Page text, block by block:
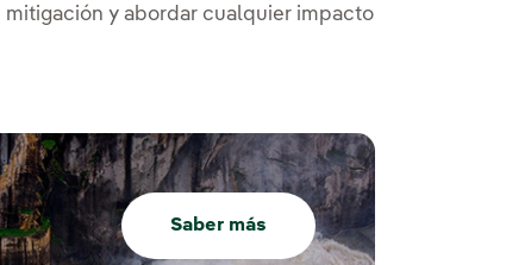
y abordar cualquier impacto
Saber más